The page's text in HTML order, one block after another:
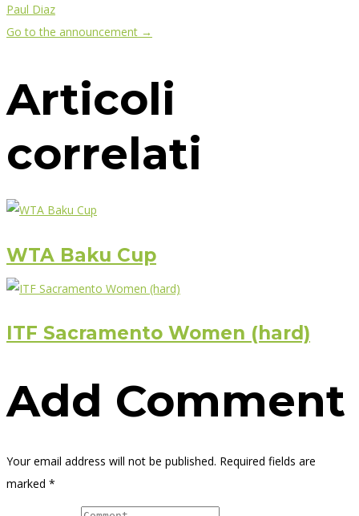
Paul Diaz
Go to the announcement →
Articoli
correlati
WTA Baku Cup
ITF Sacramento Women (hard)
Add Comment
Your email address will not be published. Required fields are
marked *